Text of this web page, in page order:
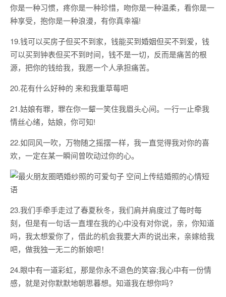
你是一种习惯，疼你是一种珍惜，吻你是一种温柔，看你是一
种享受，抱你是一种浪漫，有你真幸福!
19.钱可以买房子但买不到家，钱能买到婚姻但买不到爱，钱
可以买到钟表但买不到时间，钱不是一切，反而是痛苦的根
源，把你的钱给我，我愿一个人承担痛苦。
20.花有什么好种的 来和我重草莓吧
21.姑娘有罪，罪在你一颦一笑住我眉头心间。一行一止牵我
情丝心绪，姑娘，你可知!
22.如同风一吹，万物随之摇摆一样，我一直觉得我对你的喜
欢，一定在某一瞬间曾吹动过你的心。
23.我们手牵手走过了春夏秋冬，我们肩并肩度过了每时每
刻，但是有一句话一直埋在我的心中没有对你说，亲，你知道
吗，我太想爱你了，借此的机会我要大声的说出来，亲嫁给我
吧，做我独一无二的新娘吧！
24.眼中有一道彩虹，那是你永不退色的笑容;我心中有一份情
感，就是对你默默地朝思暮想。知道我在想你吗?